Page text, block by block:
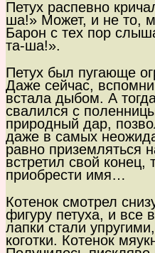
Петух распевно
ша!» Может, и не то,
Барон с тех пор
та-ша!».
Петух был пугающе
Даже сейчас,
встала дыбом. А
свалился с
природный дар,
даже в самых
равно приземляться
встретил свой конец,
приобрести имя…
Котенок смотрел
фигуру петуха, и все
лапки стали
коготки. Котенок